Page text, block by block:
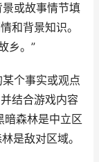
或故事情节填
和背景知识。
乡。”
个事实或观点
结合游戏内容
暗森林是中立区
是敌对区域。